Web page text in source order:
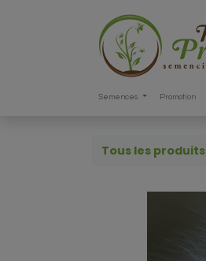
Semences Promotion
Tous les produits